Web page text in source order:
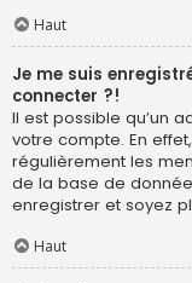
Haut
Je me suis
connecter ?!
Il est possible qu’un
votre compte. En
régulièrement les
de la base de
enregistrer et soyez
Haut